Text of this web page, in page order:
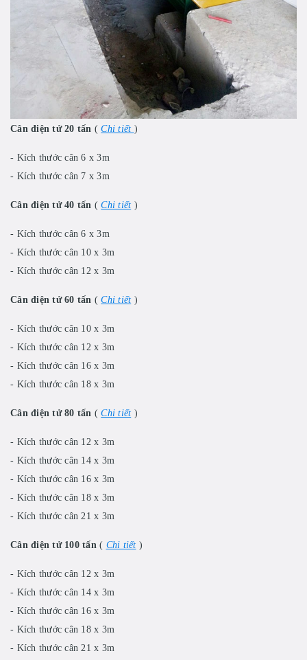
Cân điện tử 20 tấn (Chi tiết )
- Kích thước cân 6 x 3m
- Kích thước cân 7 x 3m
Cân điện tử 40 tấn (Chi tiết )
- Kích thước cân 6 x 3m
- Kích thước cân 10 x 3m
- Kích thước cân 12 x 3m
Cân điện tử 60 tấn (Chi tiết )
- Kích thước cân 10 x 3m
- Kích thước cân 12 x 3m
- Kích thước cân 16 x 3m
- Kích thước cân 18 x 3m
Cân điện tử 80 tấn (Chi tiết )
- Kích thước cân 12 x 3m
- Kích thước cân 14 x 3m
- Kích thước cân 16 x 3m
- Kích thước cân 18 x 3m
- Kích thước cân 21 x 3m
Cân điện tử 100 tấn ( Chi tiết )
- Kích thước cân 12 x 3m
- Kích thước cân 14 x 3m
- Kích thước cân 16 x 3m
- Kích thước cân 18 x 3m
- Kích thước cân 21 x 3m